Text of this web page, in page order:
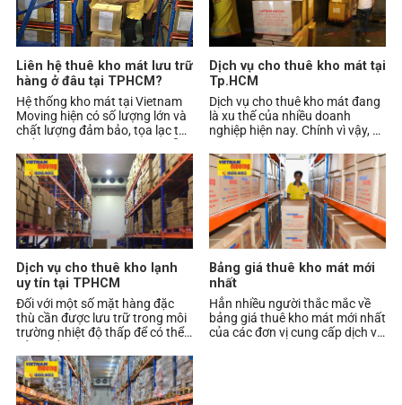
Liên hệ thuê kho mát lưu trữ
hàng ở đâu tại TPHCM?
Hệ thống kho mát tại Vietnam
Moving hiện có số lượng lớn và
chất lượng đảm bảo, tọa lạc tại
sàng và đá
Dịch vụ cho thuê kho mát tại
Tp.HCM
Dịch vụ cho thuê kho mát đang
là xu thế của nhiều doanh
nghiệp hiện nay. Chính vì vậy, để
cấp dịch vụ c
Dịch vụ cho thuê kho lạnh
uy tín tại TPHCM
Đối với một số mặt hàng đặc
thù cần được lưu trữ trong môi
trường nhiệt độ thấp để có thể
bảo quản trong thời gian dài thì
kho lạn
Bảng giá thuê kho mát mới
nhất
Hẳn nhiều người thắc mắc về
bảng giá thuê kho mát mới nhất
của các đơn vị cung cấp dịch vụ